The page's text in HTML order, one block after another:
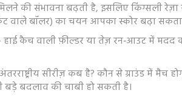
की संभावना बढ़ती है, इसलिए किंग्सली
वाले बॉलर) का चयन आपका स्कोर बढ़ा सकता
कैच वाली फ़ील्डर या तेज़ रन‑आउट में
सीरीज़ कब है? कौन से ग्राउंड में
बड़े बदलाव की चाबी हो सकती है।